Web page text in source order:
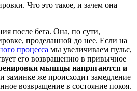
Что это такое, и зачем она
после бега. Она, по сути,
проделанной до нее. Если на
процесса мы увеличиваем пульс,
его возвращению в привычное
мышцы напрягаются и
заминке же происходит замедление
возвращение в состояние покоя.